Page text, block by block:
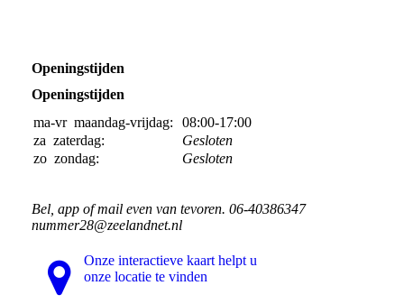
Openingstijden
Openingstijden
ma-vr maandag-vrijdag:
08:00-17:00
za zaterdag:
Gesloten
zo zondag: Gesloten
Bel, app of mail even van tevoren. 06-40386347
nummer28@zeelandnet.nl
Onze interactieve kaart helpt u
onze locatie te vinden